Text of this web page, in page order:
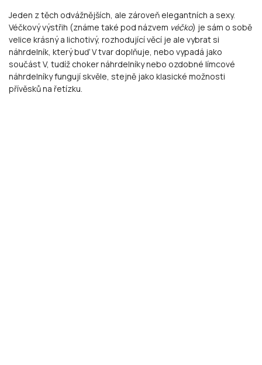
Jeden z těch odvážnějších, ale zároveň elegantních a sexy.
Véčkový výstřih (známe také pod názvem véčko) je sám o sobě
velice krásný a lichotivý, rozhodující věcí je ale vybrat si
náhrdelník, který buď V tvar doplňuje, nebo vypadá jako
součást V, tudíž choker náhrdelníky nebo ozdobné límcové
náhrdelníky fungují skvěle, stejně jako klasické možnosti
přívěsků na řetízku.